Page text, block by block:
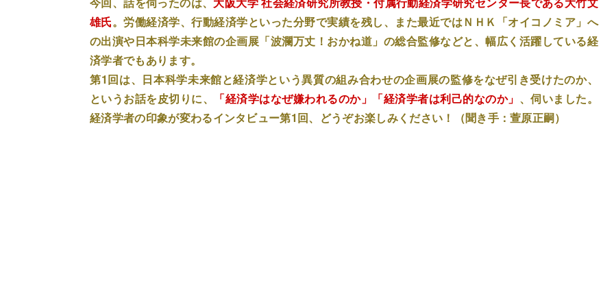
雄氏。労働経済学、行動経済学といった分野で実績を残し、また最近ではＮＨＫ「オイコノミア」へ
の出演や日本科学未来館の企画展「波瀾万丈！おかね道」の総合監修などと、幅広く活躍している経
済学者でもあります。
第1回は、日本科学未来館と経済学という異質の組み合わせの企画展の監修をなぜ引き受けたのか、
というお話を皮切りに、
「経済学はなぜ嫌われるのか」「経済学者は利己的なのか」 、伺いました。
経済学者の印象が変わるインタビュー第1回、どうぞお楽しみください！（聞き手：萱原正嗣）